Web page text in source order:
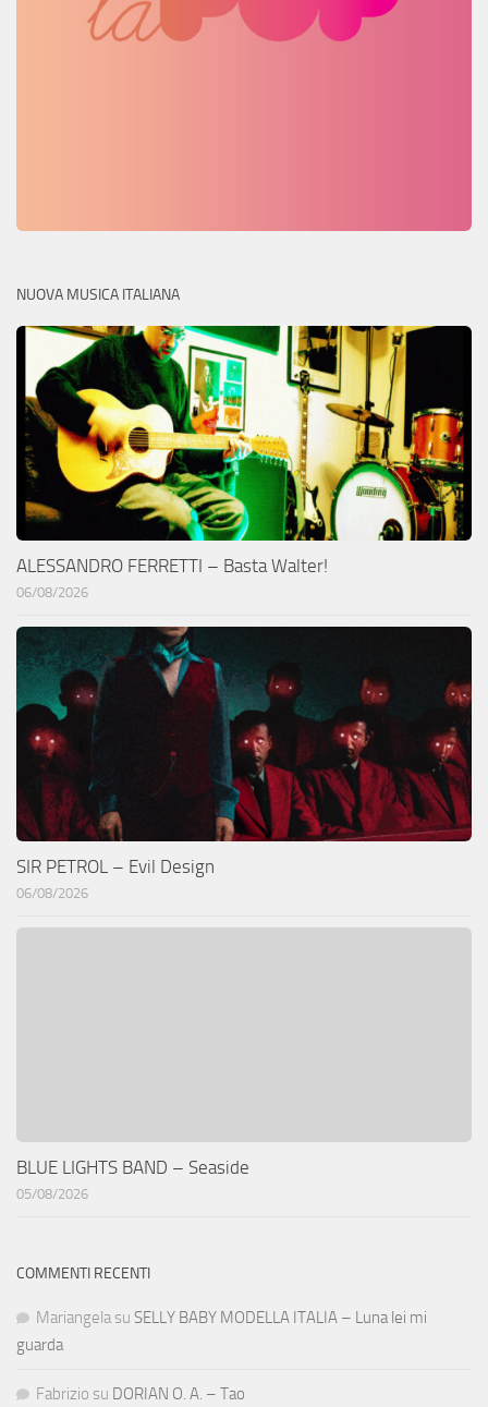
NUOVA MUSICA ITALIANA
ALESSANDRO FERRETTI – Basta Walter!
06/08/2026
SIR PETROL – Evil Design
06/08/2026
BLUE LIGHTS BAND – Seaside
05/08/2026
COMMENTI RECENTI
Mariangela su SELLY BABY MODELLA ITALIA – Luna lei mi
guarda
Fabrizio su DORIAN O. A. – Tao